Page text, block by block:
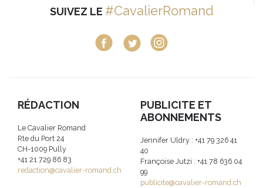
SUIVEZ LE #CavalierRomand
RÉDACTION
Le Cavalier Romand
Rte du Port 24
CH-1009 Pully
+41 21 729 86 83
redaction@cavalier-romand.ch
PUBLICITE ET
ABONNEMENTS
Jennifer Uldry : +41 79 326 41
40
Françoise Jutzi : +41 78 636 04
99
publicite@cavalier-romand.ch